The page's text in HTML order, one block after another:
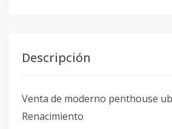
Descripción
Venta de moderno penthouse
Renacimiento